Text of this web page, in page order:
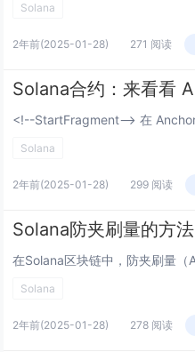
Solana
2年前(2025-01-28) 271 阅读
Solana
2年前(2025-01-28) 299 阅读
Solana防夹刷量的方法
Solana
2年前(2025-01-28) 278 阅读